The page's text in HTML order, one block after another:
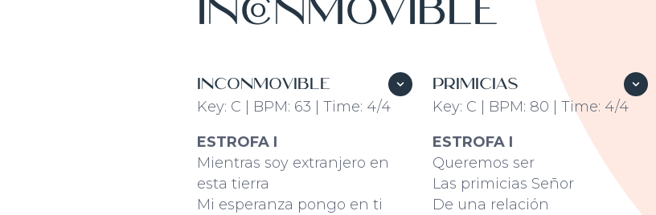
Inconmovible
INCONMOVIBLE
Key: C | BPM: 63 | Time: 4/4
ESTROFA I
Mientras soy extranjero en
esta tierra
Mi esperanza pongo en ti
PRIMICIAS
Key: C | BPM: 80 | Time: 4/4
ESTROFA I
Queremos ser
Las primicias Señor
De una relación